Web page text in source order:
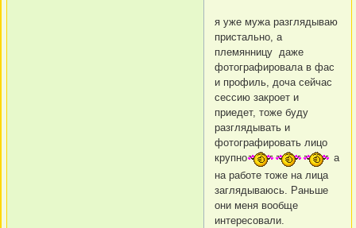
я уже мужа разглядываю
пристально, а
племянницу даже
фотографировала в фас
и профиль, доча сейчас
сессию закроет и
приедет, тоже буду
разглядывать и
фотографировать лицо
крупно
а
на работе тоже на лица
заглядываюсь. Раньше
они меня вообще
интересовали.